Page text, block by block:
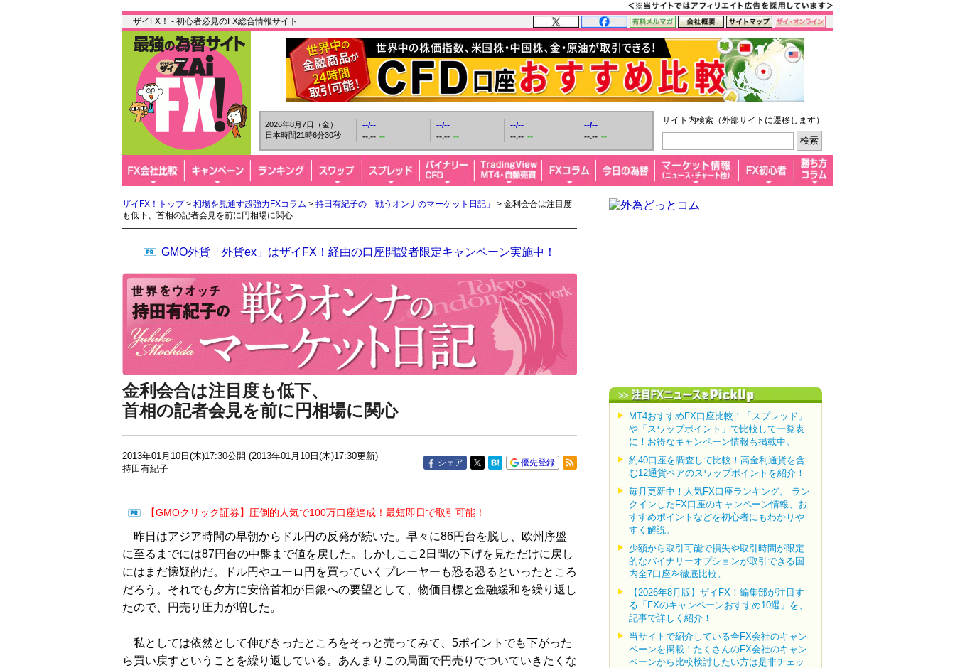
ザイFX！ - 初心者必見のFX総合情報サイト
2026年8月7日（金）
日本時間21時6分31秒
--/--
--.-- --
--/--
--.-- --
--/--
--.-- --
--/--
--.-- --
サイト内検索（外部サイトに遷移します）
ザイFX！トップ> 相場を見通す超強力FXコラム > 持田有紀子の「戦うオンナのマーケット日記」
> 金利会合は注目度
も低下、首相の記者会見を前に円相場に関心
GMO外貨「外貨ex」はザイFX！経由の口座開設者限定キャンペーン実施中！
金利会合は注目度も低下、
首相の記者会見を前に円相場に関心
2013年01月10日(木)17:30公開 (2013年01月10日(木)17:30更新)
持田有紀子
シェア 優先登録
【GMOクリック証券】圧倒的人気で100万口座達成！最短即日で取引可能！
昨日はアジア時間の早朝からドル円の反発が続いた。早々に86円台を脱し、欧州序盤
に至るまでには87円台の中盤まで値を戻した。しかしここ2日間の下げを見ただけに戻し
にはまだ懐疑的だ。ドル円やユーロ円を買っていくプレーヤーも恐る恐るといったところ
だろう。それでも夕方に安倍首相が日銀への要望として、物価目標と金融緩和を繰り返し
たので、円売り圧力が増した。
私としては依然として伸びきったところをそっと売ってみて、5ポイントでも下がった
ら買い戻すということを繰り返している。あんまりこの局面で円売りでついていきたくな
MT4おすすめFX口座比較！「スプレッド」
や「スワップポイント」で比較して一覧表
に！お得なキャンペーン情報も掲載中。
約40口座を調査して比較！高金利通貨を含
む12通貨ペアのスワップポイントを紹介！
毎月更新中！人気FX口座ランキング。 ラン
クインしたFX口座のキャンペーン情報、お
すすめポイントなどを初心者にもわかりや
すく解説。
少額から取引可能で損失や取引時間が限定
的なバイナリーオプションが取引できる国
内全7口座を徹底比較。
【2026年8月版】ザイFX！編集部が注目す
る「FXのキャンペーンおすすめ10選」を、
記事で詳しく紹介！
当サイトで紹介している全FX会社のキャン
ペーンを掲載！たくさんのFX会社のキャン
ペーンから比較検討したい方は是非チェッ